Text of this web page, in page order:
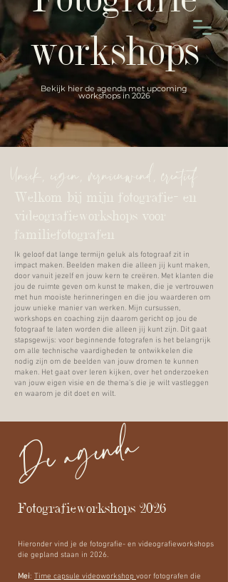
workshops
Bekijk hier de agenda met upcoming
workshops in 2026
Uniek, eigen, vernieuwend, creatief
Welkom bij mijn fotografie- en
videografieworkshops voor
familiefotografen
Ik geloof dat lange termijn geluk als fotograaf zit in
impact maken. Beelden maken die alleen jij kunt maken,
door vanuit jezelf en jouw kern te creëren. Met klanten die
jou de ruimte geven om kunst te maken, die je vertrouwen
met hun mooiste herinneringen en die jou waarderen om
jouw unieke manier van werken. Mijn cursussen,
workshops en coaching zijn daarom gericht op jou de
fotograaf te laten worden die alleen jij kunt zijn. Dit gaat
stapsgewijs: voor beginnende fotografen is het belangrijk
om alle technische vaardigheden te ontwikkelen die
nodig zijn om de beelden van jouw dromen te kunnen
maken. Het gaat over leren kijken, over het onderzoeken
van jouw eigen visie en de thema's die je wilt vastleggen
en waarom je dit doet en wilt.
De agenda
Fotografieworkshops 2026
Hieronder vind je de fotografie- en videografieworkshops
die gepland staan in 2026.
Mei: Time capsule videoworkshop voor fotografen die